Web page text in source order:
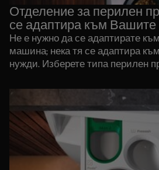
Отделение за перилен
се адаптира към
Не е нужно да се адаптирате
машина; нека тя се адаптира
нужди. Изберете типа перилен
PODS® и за всеки един от тях
отделение в чекмеджето